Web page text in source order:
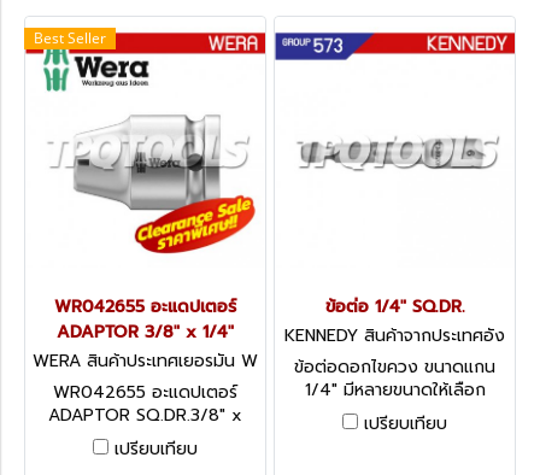
Best Seller
WR042655 อะแดปเตอร์
ADAPTOR 3/8" x 1/4"
WERA สินค้าประเทศเยอรมัน W
R042655
WR042655 อะแดปเตอร์
ADAPTOR SQ.DR.3/8" x
1/4" WERA สินค้าผลิตประเทศ
เยอรมัน / สินค้าประเทศเยอรมัน
เปรียบเทียบ
ข้อต่อ 1/4" SQ.DR.
KENNEDY สินค้าจากประเทศอัง
กฤษ-1
ข้อต่อดอกไขควง ขนาดแกน
1/4" มีหลายขนาดให้เลือก
KENNEDY HEXAGON
MAGNETIC NUT SETTER
เปรียบเทียบ